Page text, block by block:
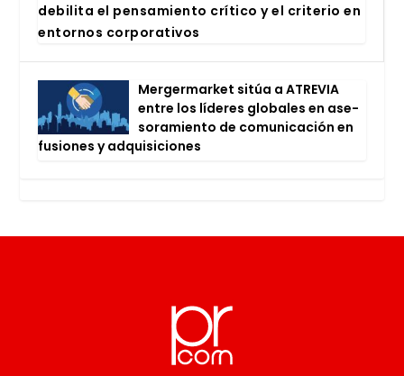
debi­li­ta el pen­sa­mien­to crí­ti­co y el cri­te­rio en
entor­nos cor­po­ra­ti­vos
Mer­ger­mar­ket sitúa a ATRE­VIA
entre los líde­res glo­ba­les en ase­
so­ra­mien­to de comu­ni­ca­ción en
fusio­nes y adqui­si­cio­nes